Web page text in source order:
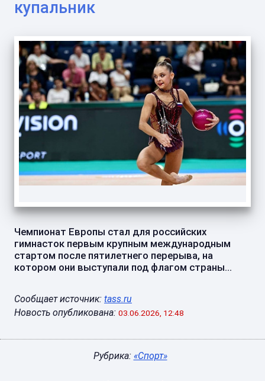
купальник
Чемпионат Европы стал для российских
гимнасток первым крупным международным
стартом после пятилетнего перерыва, на
котором они выступали под флагом страны...
Сообщает источник: tass.ru
Новость опубликована: 03.06.2026, 12:48
Рубрика: «Спорт»